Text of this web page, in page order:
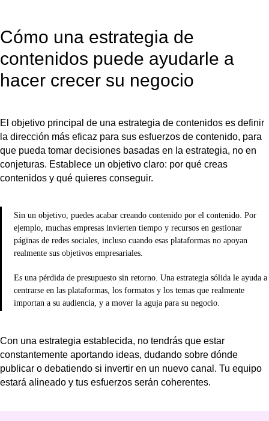
Cómo una estrategia de
contenidos puede ayudarle a
hacer crecer su negocio
El objetivo principal de una estrategia de contenidos es definir
la dirección más eficaz para sus esfuerzos de contenido, para
que pueda tomar decisiones basadas en la estrategia, no en
conjeturas. Establece un objetivo claro: por qué creas
contenidos y qué quieres conseguir.
Sin un objetivo, puedes acabar creando contenido por el contenido. Por
ejemplo, muchas empresas invierten tiempo y recursos en gestionar
páginas de redes sociales, incluso cuando esas plataformas no apoyan
realmente sus objetivos empresariales.
Es una pérdida de presupuesto sin retorno. Una estrategia sólida le ayuda a
centrarse en las plataformas, los formatos y los temas que realmente
importan a su audiencia, y a mover la aguja para su negocio.
Con una estrategia establecida, no tendrás que estar
constantemente aportando ideas, dudando sobre dónde
publicar o debatiendo si invertir en un nuevo canal. Tu equipo
estará alineado y tus esfuerzos serán coherentes.